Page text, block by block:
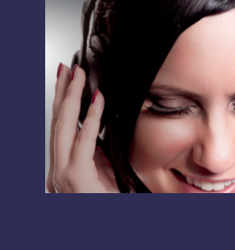
L
I
K
E
C
RRSS
contacto: